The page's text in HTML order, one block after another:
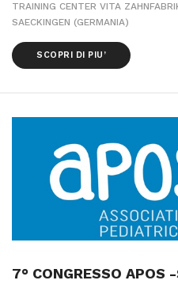
TRAINING CENTER VITA
SAECKINGEN (GERMANIA)
SCOPRI DI PIU’
7° CONGRESSO APOS